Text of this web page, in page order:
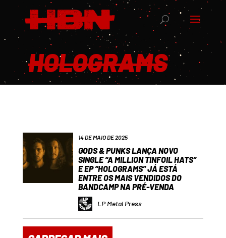
HOLOGRAMS
14 DE MAIO DE 2025
GODS & PUNKS LANÇA NOVO
SINGLE “A MILLION TINFOIL HATS”
E EP “HOLOGRAMS” JÁ ESTÁ
ENTRE OS MAIS VENDIDOS DO
BANDCAMP NA PRÉ-VENDA
LP Metal Press